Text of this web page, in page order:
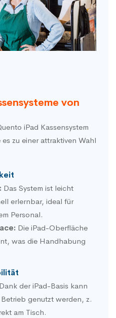
von
iPad Kassensystem
zu einer attraktiven Wahl
Das System ist leicht
erlernbar, ideal für
Personal.
Die iPad-Oberfläche
was die Handhabung
Dank der iPad-Basis kann
genutzt werden, z.
am Tisch.